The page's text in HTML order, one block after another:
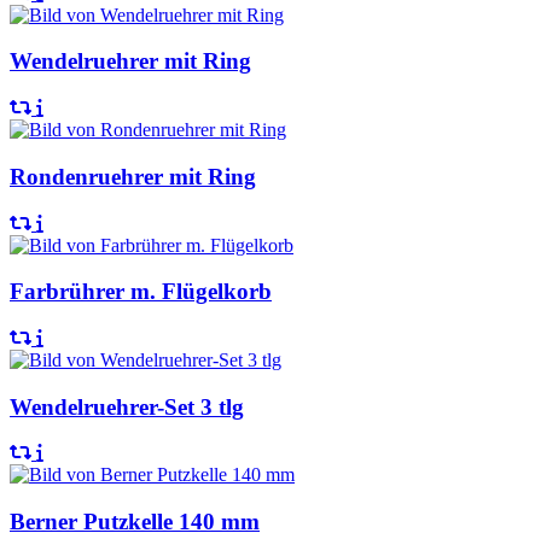
Wendelruehrer mit Ring
Rondenruehrer mit Ring
Farbrührer m. Flügelkorb
Wendelruehrer-Set 3 tlg
Berner Putzkelle 140 mm